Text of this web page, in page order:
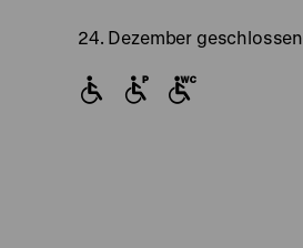
24. Dezember geschlossen